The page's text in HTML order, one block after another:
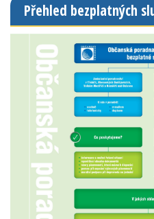
Přehled bezplatných